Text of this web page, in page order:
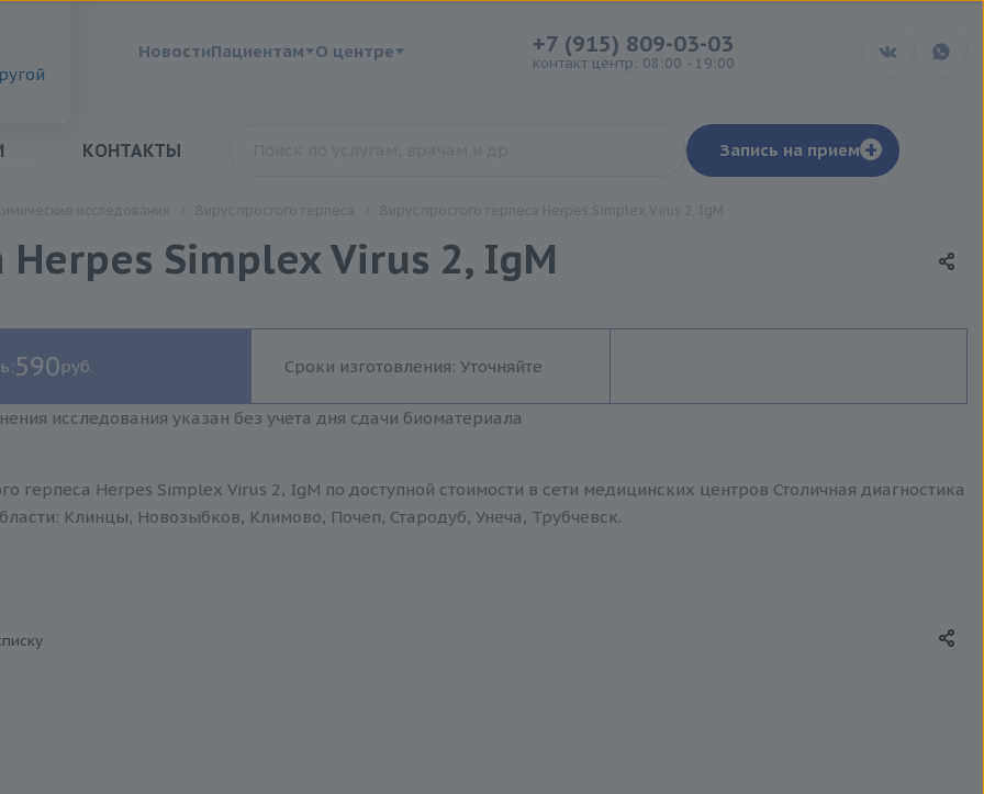
НовостиПациентам О центре +7 (915) 809-03-03
контакт центр: 08:00 - 19:00
КОНТАКТЫ Запись на прием +
Herpes Simplex Virus 2, IgM
590руб. Сроки изготовления: Уточняйте
исследования указан без учета дня сдачи биоматериала
герпеса Herpes Simplex Virus 2, IgM по доступной стоимости в сети медицинских центров Столичная диагностика
Клинцы, Новозыбков, Климово, Почеп, Стародуб, Унеча, Трубчевск.